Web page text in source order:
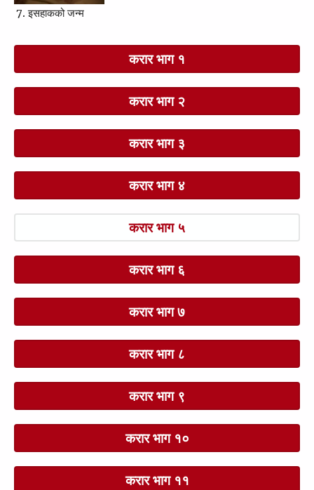
7. इसहाकको जन्म
करार भाग १
करार भाग २
करार भाग ३
करार भाग ४
करार भाग ५
करार भाग ६
करार भाग ७
करार भाग ८
करार भाग ९
करार भाग १०
करार भाग ११